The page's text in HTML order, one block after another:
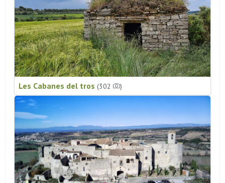
Les Cabanes del tros (302 )